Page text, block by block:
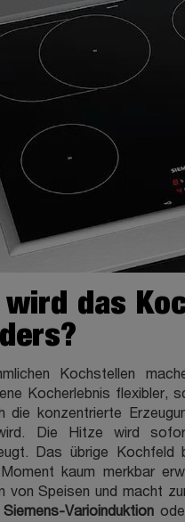
wird das
Kochstellen
Kocherlebnis flexibler,
die konzentrierte
Die Hitze wird
Das übrige
kaum merkbar
von Speisen und macht
Siemens-Varioinduktion